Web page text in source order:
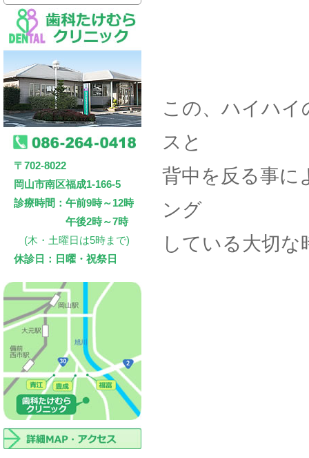
この、ハイハイ
スと
背中を反る事
ング
している大切
〒702-8022
岡山市南区福成1-166-5
診療時間：午前9時～12時
午後2時～7時
(木・土曜日は5時まで)
休診日：日曜・祝祭日